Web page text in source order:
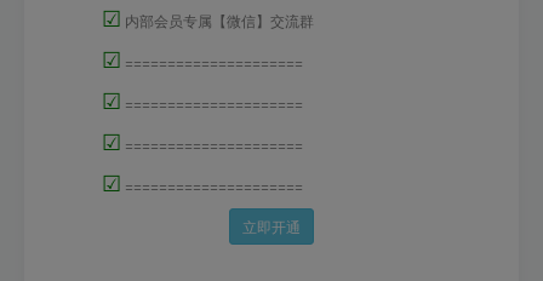
☑ 内部会员专属【微信】交流群
☑ =====================
☑ =====================
☑ =====================
☑ =====================
立即开通